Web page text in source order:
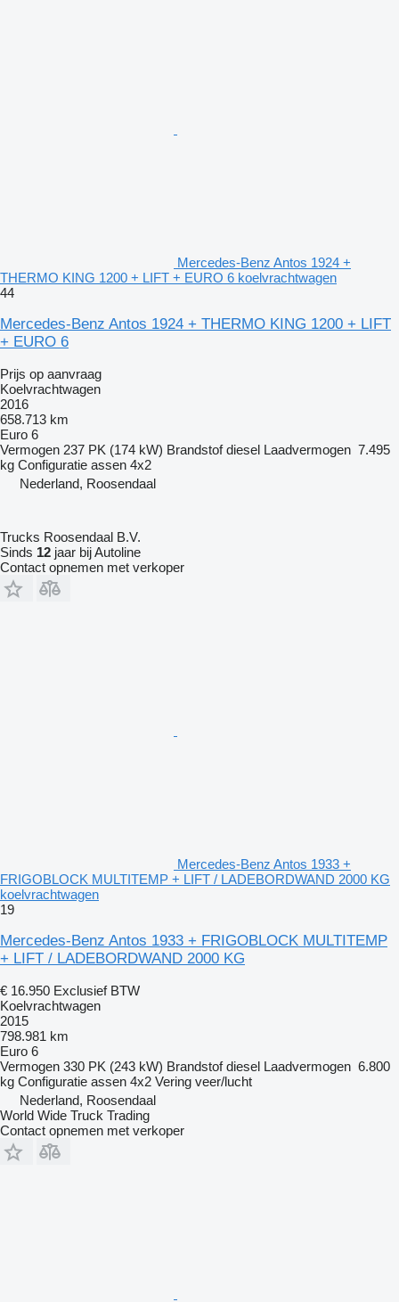
Mercedes-Benz Antos 1924 +
THERMO KING 1200 + LIFT + EURO 6 koelvrachtwagen
44
Mercedes-Benz Antos 1924 + THERMO KING 1200 + LIFT
+ EURO 6
Prijs op aanvraag
Koelvrachtwagen
2016
658.713 km
Euro 6
Vermogen 237 PK (174 kW) Brandstof diesel Laadvermogen 7.495
kg Configuratie assen 4x2
Nederland, Roosendaal
Trucks Roosendaal B.V.
Sinds 12 jaar bij Autoline
Contact opnemen met verkoper
Mercedes-Benz Antos 1933 +
FRIGOBLOCK MULTITEMP + LIFT / LADEBORDWAND 2000 KG
koelvrachtwagen
19
Mercedes-Benz Antos 1933 + FRIGOBLOCK MULTITEMP
+ LIFT / LADEBORDWAND 2000 KG
€ 16.950 Exclusief BTW
Koelvrachtwagen
2015
798.981 km
Euro 6
Vermogen 330 PK (243 kW) Brandstof diesel Laadvermogen 6.800
kg Configuratie assen 4x2 Vering veer/lucht
Nederland, Roosendaal
World Wide Truck Trading
Contact opnemen met verkoper